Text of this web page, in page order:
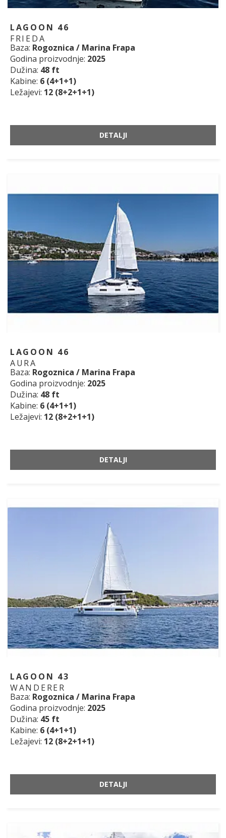
LAGOON 46
FRIEDA
Baza: Rogoznica / Marina Frapa
Godina proizvodnje: 2025
Dužina: 48 ft
Kabine: 6 (4+1+1)
Ležajevi: 12 (8+2+1+1)
DETALJI
LAGOON 46
AURA
Baza: Rogoznica / Marina Frapa
Godina proizvodnje: 2025
Dužina: 48 ft
Kabine: 6 (4+1+1)
Ležajevi: 12 (8+2+1+1)
DETALJI
LAGOON 43
WANDERER
Baza: Rogoznica / Marina Frapa
Godina proizvodnje: 2025
Dužina: 45 ft
Kabine: 6 (4+1+1)
Ležajevi: 12 (8+2+1+1)
DETALJI